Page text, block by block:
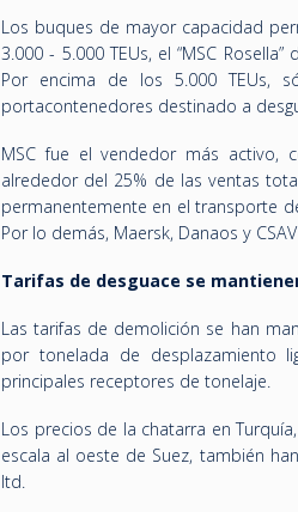
Los buques de mayor capacidad
3.000 - 5.000 TEUs, el “MSC
Por encima de los 5.000 TEUs,
portacontenedores destinado a
MSC fue el vendedor más activo,
alrededor del 25% de las ventas
permanentemente en el transporte de
Por lo demás, Maersk, Danaos y
Tarifas de desguace se
Las tarifas de demolición se han
por tonelada de desplazamiento
principales receptores de tonelaje.
Los precios de la chatarra en
escala al oeste de Suez, también
ltd.